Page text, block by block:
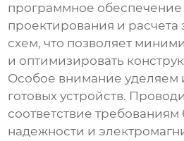
программное обеспечение
проектирования и расчета
схем, что позволяет
и оптимизировать
Особое внимание уделяем
готовых устройств.
соответствие требованиям
надежности и